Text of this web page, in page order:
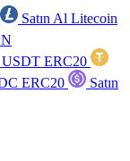
Satın Al Litecoin
USDT ERC20
ERC20
Satın